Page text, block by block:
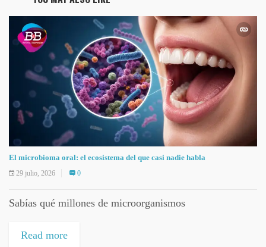
El microbioma oral: el ecosistema del que casi nadie habla
29 julio, 2026 0
Sabías qué millones de microorganismos
Read more